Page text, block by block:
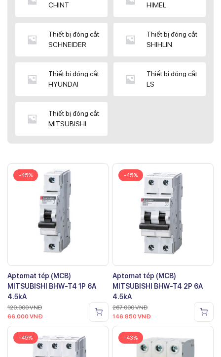
CHINT
HIMEL
Thiết bị đóng cắt
SCHNEIDER
Thiết bị đóng cắt
SHIHLIN
Thiết bị đóng cắt
HYUNDAI
Thiết bị đóng cắt
LS
Thiết bị đóng cắt
MITSUBISHI
-45%
Aptomat tép (MCB)
MITSUBISHI BHW-T4 1P 6A
4.5kA
120.000VNĐ
66.000 VNĐ
-45%
Aptomat tép (MCB)
MITSUBISHI BHW-T4 2P 6A
4.5kA
267.000VNĐ
146.850 VNĐ
-45% -43%